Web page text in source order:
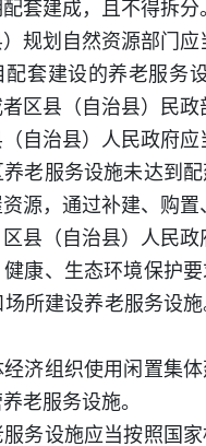
套建成，且不得拆分
规划自然资源部门
配套建设的养老服务
区县（自治县）民
自治县）人民政府
老服务设施未达到
源，通过补建、购
县（自治县）人民
康、生态环境保护
所建设养老服务设
济组织使用闲置集
老服务设施。
务设施应当按照国